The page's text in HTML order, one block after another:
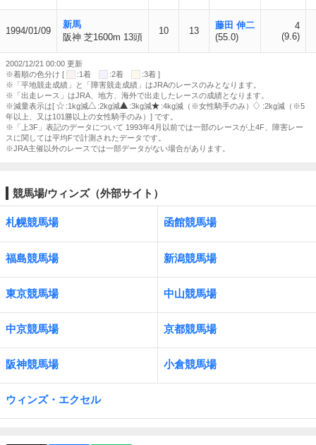
1994/01/09
新馬
阪神 芝1600m 13頭
10 13
藤田 伸二
(55.0)
4
(9.6)
2002/12/21 00:00 更新
※着順の色分け [
:1着 :2着
:3着 ]
※「平地競走成績」と「障害競走成績」はJRAのレースのみとなります。
※「出走レース」はJRA、地方、海外で出走したレースの成績となります。
※減量表示は[
:1kg減 :2kg減 :3kg減 :4kg減（※女性騎手のみ）
:2kg減（※5
年以上、又は101勝以上の女性騎手のみ）] です。
※「上3F」表記のデータについて 1993年4月以前では一部のレースが上4F、障害レー
スに関しては平均Fで計測されたデータです。
※JRA主催以外のレースでは一部データがない場合があります。
競馬場/ウィンズ（外部サイト）
札幌競馬場 函館競馬場
福島競馬場 新潟競馬場
東京競馬場 中山競馬場
中京競馬場 京都競馬場
阪神競馬場 小倉競馬場
ウィンズ・エクセル